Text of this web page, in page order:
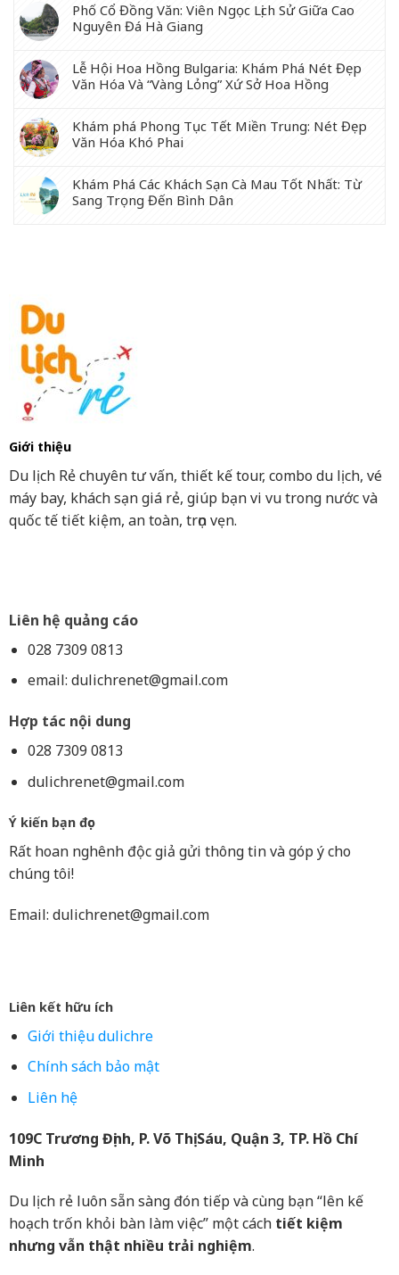
Phố Cổ Đồng Văn: Viên Ngọc Lịch Sử Giữa Cao
Nguyên Đá Hà Giang
Lễ Hội Hoa Hồng Bulgaria: Khám Phá Nét Đẹp
Văn Hóa Và “Vàng Lỏng” Xứ Sở Hoa Hồng
Khám phá Phong Tục Tết Miền Trung: Nét Đẹp
Văn Hóa Khó Phai
Khám Phá Các Khách Sạn Cà Mau Tốt Nhất: Từ
Sang Trọng Đến Bình Dân
Giới thiệu
Du lịch Rẻ chuyên tư vấn, thiết kế tour, combo du lịch, vé
máy bay, khách sạn giá rẻ, giúp bạn vi vu trong nước và
quốc tế tiết kiệm, an toàn, trọn vẹn.
Liên hệ quảng cáo
028 7309 0813
email: dulichrenet@gmail.com
Hợp tác nội dung
028 7309 0813
dulichrenet@gmail.com
Ý kiến bạn đọc
Rất hoan nghênh độc giả gửi thông tin và góp ý cho
chúng tôi!
Email: dulichrenet@gmail.com
Liên kết hữu ích
Giới thiệu dulichre
Chính sách bảo mật
Liên hệ
109C Trương Định, P. Võ Thị Sáu, Quận 3, TP. Hồ Chí
Minh
Du lịch rẻ luôn sẵn sàng đón tiếp và cùng bạn “lên kế
hoạch trốn khỏi bàn làm việc” một cách tiết kiệm
nhưng vẫn thật nhiều trải nghiệm.